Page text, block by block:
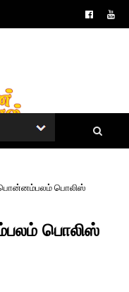
பொன்னம்பலம் பொலிஸ்
பொலிஸ்